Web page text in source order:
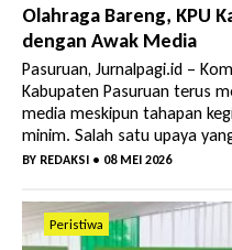
Olahraga Bareng, KPU
dengan Awak Media
Pasuruan, Jurnalpagi.id –
Kabupaten Pasuruan terus
media meskipun tahapan
minim. Salah satu upaya
BY REDAKSI • 08 MEI 2026
Peristiwa